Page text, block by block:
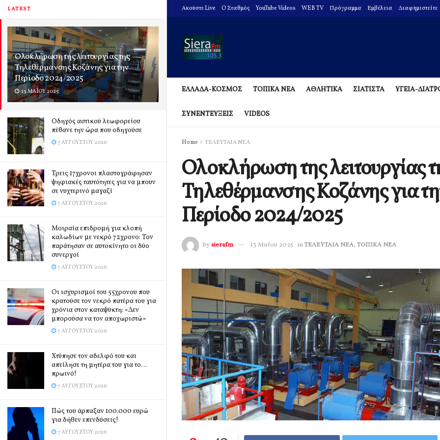
LATEST
Ολοκλήρωση της λειτουργίας της
Τηλεθέρμανσης Κοζάνης για την
Περίοδο 2024/2025
13 ΜΑΪ́ΟΥ 2025
Οδηγός αστικού λεωφορείου
πέθανε την ώρα που οδηγούσε
7 ΑΥΓΟΎΣΤΟΥ 2026
Τρεις 17χρονοι πλαστογράφησαν
ψηφιακές ταυτότητες για να μπουν
σε νυχτερινό μαγαζί
7 ΑΥΓΟΎΣΤΟΥ 2026
Μοιραία επιδρομή για κλοπή
καλωδίων με νεκρό 72χρονο: Τον
παράτησαν σε αυτοκίνητο οι δύο
συνεργοί
7 ΑΥΓΟΎΣΤΟΥ 2026
Οι ισχυρισμοί του 55χρονου που
κρατούσε τον νεκρό πατέρα του για
χρόνια στον καταψύκτη: «Δεν
μπορούσα να τον αποχωριστώ»
7 ΑΥΓΟΎΣΤΟΥ 2026
Χτύπησε τον αδελφό του και
απείλησε τη μητέρα του για το…
πρωινό!
7 ΑΥΓΟΎΣΤΟΥ 2026
Πώς του άρπαξαν 100.000 ευρώ
για δήθεν επενδύσεις!
7 ΑΥΓΟΎΣΤΟΥ 2026
Ακούστε Live O Σταθμός YouTube Videos WEB TV Πρόγραμμα Εμβέλεια Διαφημιστείτε
ΕΛΛΑΔΑ-ΚΟΣΜΟΣ ΤΟΠΙΚΑ ΝΕΑ ΑΘΛΗΤΙΚΑ ΣΙΑΤΙΣΤΑ ΥΓΕΙΑ-
ΣΥΝΕΝΤΕΥΞΕΙΣ VIDEOS
Home ΤΕΛΕΥΤΑΙΑ ΝΕΑ
Ολοκλήρωση της λειτουργίας
Τηλεθέρμανσης Κοζάνης για
Περίοδο 2024/2025
by sierafm 13 Μαΐου 2025 inΤΕΛΕΥΤΑΙΑ ΝΕΑ, ΤΟΠΙΚΑ ΝΕΑ